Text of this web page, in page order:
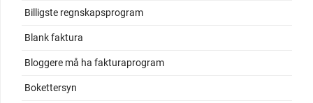
Billigste regnskapsprogram
Blank faktura
Bloggere må ha fakturaprogram
Bokettersyn